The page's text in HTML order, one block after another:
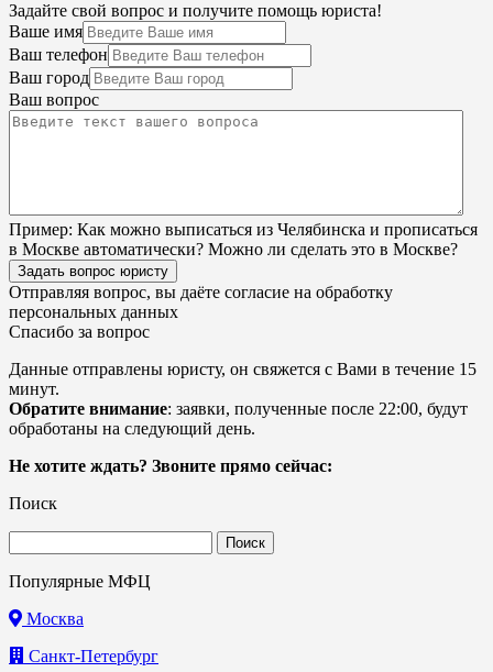
Задайте свой вопрос и получите помощь юриста!
Ваше имя
Ваш телефон
Ваш город
Ваш вопрос
Пример: Как можно выписаться из Челябинска и прописаться
в Москве автоматически? Можно ли сделать это в Москве?
Задать вопрос юристу
Отправляя вопрос, вы даёте согласие на обработку
персональных данных
Спасибо за вопрос
Данные отправлены юристу, он свяжется с Вами в течение 15
минут.
Обратите внимание: заявки, полученные после 22:00, будут
обработаны на следующий день.
Не хотите ждать? Звоните прямо сейчас:
Поиск
Популярные МФЦ
Москва
Санкт-Петербург